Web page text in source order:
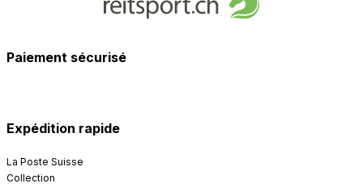
Paiement sécurisé
Expédition rapide
La Poste Suisse
Collection